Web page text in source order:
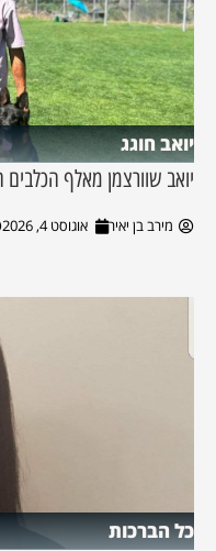
יואב חוגג
יואב שוורצמן מאלף
מירב בן יאיר אוגוסט 4, 2026
כל הברכות